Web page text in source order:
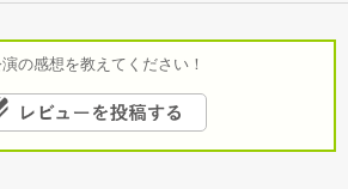
演の感想を教えてください！